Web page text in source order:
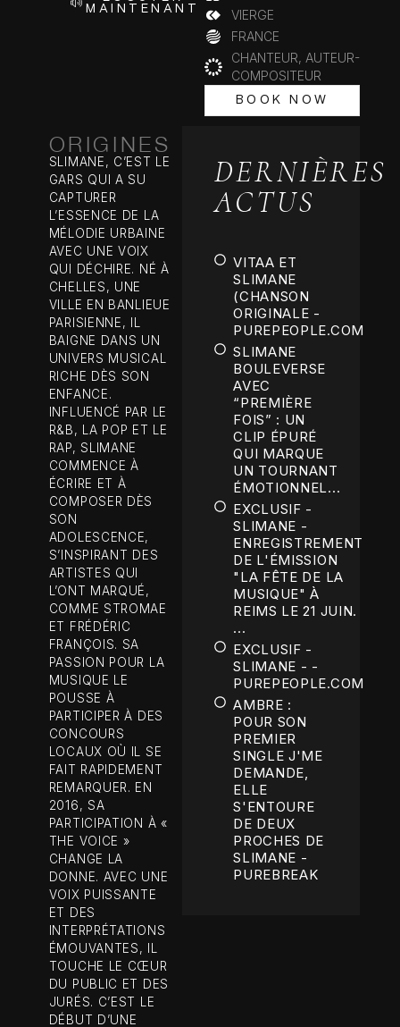
MAINTENANT
VIERGE
FRANCE
CHANTEUR, AUTEUR-
COMPOSITEUR
BOOK NOW
ORIGINES
SLIMANE, C’EST LE
GARS QUI A SU
CAPTURER
L’ESSENCE DE LA
MÉLODIE URBAINE
AVEC UNE VOIX
QUI DÉCHIRE. NÉ À
CHELLES, UNE
VILLE EN BANLIEUE
PARISIENNE, IL
BAIGNE DANS UN
UNIVERS MUSICAL
RICHE DÈS SON
ENFANCE.
INFLUENCÉ PAR LE
R&B, LA POP ET LE
RAP, SLIMANE
COMMENCE À
ÉCRIRE ET À
COMPOSER DÈS
SON
ADOLESCENCE,
S’INSPIRANT DES
ARTISTES QUI
L’ONT MARQUÉ,
COMME STROMAE
ET FRÉDÉRIC
FRANÇOIS. SA
PASSION POUR LA
MUSIQUE LE
POUSSE À
PARTICIPER À DES
CONCOURS
LOCAUX OÙ IL SE
FAIT RAPIDEMENT
REMARQUER. EN
2016, SA
PARTICIPATION À «
THE VOICE »
CHANGE LA
DONNE. AVEC UNE
VOIX PUISSANTE
ET DES
INTERPRÉTATIONS
ÉMOUVANTES, IL
TOUCHE LE CŒUR
DU PUBLIC ET DES
JURÉS. C’EST LE
DÉBUT D’UNE
DERNIÈRES
ACTUS
VITAA ET
SLIMANE
(CHANSON
ORIGINALE -
PUREPEOPLE.COM
SLIMANE
BOULEVERSE
AVEC
“PREMIÈRE
FOIS” : UN
CLIP ÉPURÉ
QUI MARQUE
UN TOURNANT
ÉMOTIONNEL...
EXCLUSIF -
SLIMANE -
ENREGISTREMENT
DE L'ÉMISSION
"LA FÊTE DE LA
MUSIQUE" À
REIMS LE 21 JUIN.
...
EXCLUSIF -
SLIMANE - -
PUREPEOPLE.COM
AMBRE :
POUR SON
PREMIER
SINGLE J'ME
DEMANDE,
ELLE
S'ENTOURE
DE DEUX
PROCHES DE
SLIMANE -
PUREBREAK